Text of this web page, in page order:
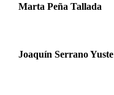
Marta Peña Tallada
Joaquín Serrano Yuste